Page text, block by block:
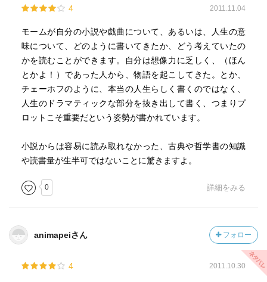
力を欠いているというので腹を立ててみても始まらない。
仮に私が人間の短所のみを見て長所に対して盲目である
としたならば、非難されても甘んじて受けよう。しかし、
私はそんな非難に該当するとは思えない。善よりも美しい
ものはなく、普通の基準によれば容赦なく糾弾されるよう
な人間の中にいかに多くの善があるかを示すのは、私には
大きな喜びであった。この目でそれを確認したからこそ、
罪に取り囲まれているので、いっそう光り輝くように思え
た。私は善人の善は当然視し、彼らの短所なり悪徳なりを
は感動し、その邪悪に対しては寛大な気分で肩をすくめる
察するだけで満足だ。私の観察では、概して、善人と悪人
の間には世の道徳家が我々に信じ込ませたがっているほど
4 2011.11.04
モームが自分の小説や戯曲について、あるいは、人生の意
味について、どのように書いてきたか、どう考えていたの
かを読むことができます。自分は想像力に乏しく、（ほん
とかよ！）であった人から、物語を起こしてきた。とか、
チェーホフのように、本当の人生らしく書くのではなく、
人生のドラマティックな部分を抜き出して書く、つまりプ
ロットこそ重要だという姿勢が書かれています。
小説からは容易に読み取れなかった、古典や哲学書の知識
や読書量が生半可ではないことに驚きますよ。
0 詳細をみる
animapeiさん フォロー
4 2011.10.30